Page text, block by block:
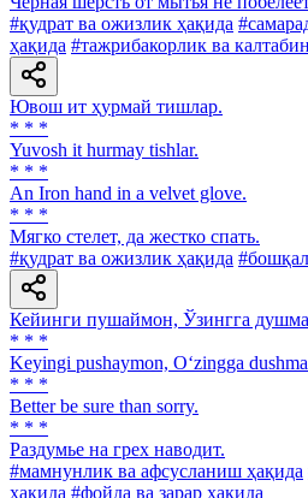
#қудрат ва ожизлик ҳақида
ҳақида #тажрибакорлик ва
Ювош ит ҳурмай тишлар.
* * *
Yuvosh it hurmay tishlar.
* * *
An Iron hand in a velvet glove.
* * *
Мягко стелет, да жестко спать.
#қудрат ва ожизлик ҳақида
Кейинги пушаймон, Ўзингга
* * *
Keyingi pushaymon, O‘zingga
* * *
Better be sure than sorry.
* * *
Раздумье на грех наводит.
#мамнунлик ва афсусланиш ҳақида
ҳақида #фойда ва зарар ҳақида